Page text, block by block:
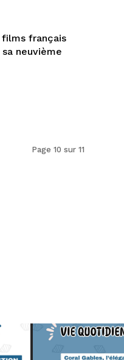
français
neuvième
Page 10 sur 11